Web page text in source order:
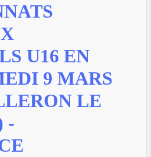
U16 EN
9 MARS
LE
-